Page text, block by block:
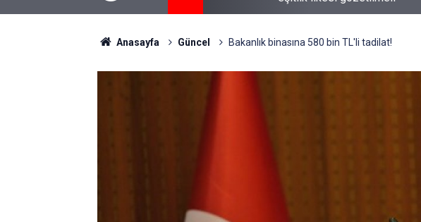
Anasayfa Güncel Bakanlık binasına 580 bin TL'li tadilat!